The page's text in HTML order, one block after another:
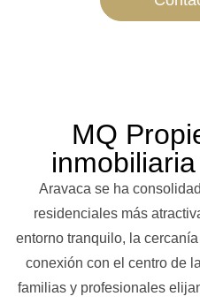
MQ
Aravaca se ha
residenciales más
entorno tranquilo, la
conexión con el centro de
familias y profesionales